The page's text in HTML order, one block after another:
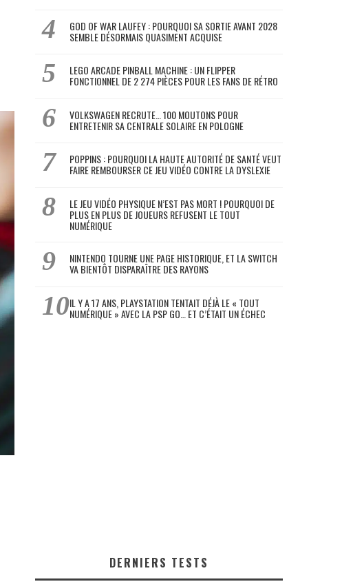
GOD OF WAR LAUFEY : POURQUOI SA SORTIE AVANT 2028
SEMBLE DÉSORMAIS QUASIMENT ACQUISE
LEGO ARCADE PINBALL MACHINE : UN FLIPPER
FONCTIONNEL DE 2 274 PIÈCES POUR LES FANS DE RÉTRO
VOLKSWAGEN RECRUTE… 100 MOUTONS POUR
ENTRETENIR SA CENTRALE SOLAIRE EN POLOGNE
POPPINS : POURQUOI LA HAUTE AUTORITÉ DE SANTÉ VEUT
FAIRE REMBOURSER CE JEU VIDÉO CONTRE LA DYSLEXIE
LE JEU VIDÉO PHYSIQUE N’EST PAS MORT ! POURQUOI DE
PLUS EN PLUS DE JOUEURS REFUSENT LE TOUT
NUMÉRIQUE
NINTENDO TOURNE UNE PAGE HISTORIQUE, ET LA SWITCH
VA BIENTÔT DISPARAÎTRE DES RAYONS
IL Y A 17 ANS, PLAYSTATION TENTAIT DÉJÀ LE « TOUT
NUMÉRIQUE » AVEC LA PSP GO… ET C’ÉTAIT UN ÉCHEC
DERNIERS TESTS